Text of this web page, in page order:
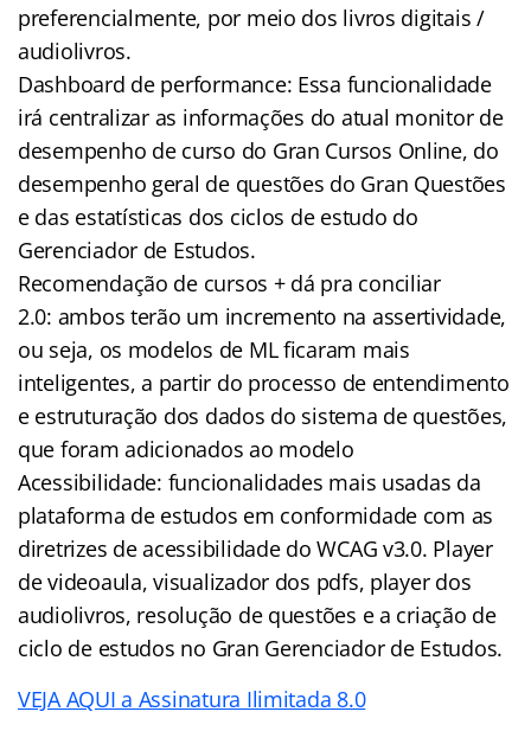
preferencialmente, por meio dos livros digitais /
audiolivros.
Dashboard de performance: Essa funcionalidade
irá centralizar as informações do atual monitor de
desempenho de curso do Gran Cursos Online, do
desempenho geral de questões do Gran Questões
e das estatísticas dos ciclos de estudo do
Gerenciador de Estudos.
Recomendação de cursos + dá pra conciliar
2.0: ambos terão um incremento na assertividade,
ou seja, os modelos de ML ficaram mais
inteligentes, a partir do processo de entendimento
e estruturação dos dados do sistema de questões,
que foram adicionados ao modelo
Acessibilidade: funcionalidades mais usadas da
plataforma de estudos em conformidade com as
diretrizes de acessibilidade do WCAG v3.0. Player
de videoaula, visualizador dos pdfs, player dos
audiolivros, resolução de questões e a criação de
ciclo de estudos no Gran Gerenciador de Estudos.
VEJA AQUI a Assinatura Ilimitada 8.0